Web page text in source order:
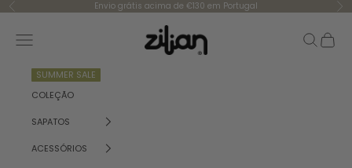
Saltar para o conteúdo
Anterior Envio grátis acima de €130 em Portugal
Zilian
Menu Pesquisar
SUMMER SALE
COLEÇÃO
SAPATOS
ACESSÓRIOS